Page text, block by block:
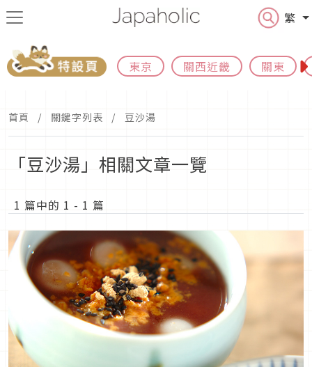
繁
東京 關西近畿 關東
首頁 關鍵字列表 豆沙湯
「豆沙湯」相關文章一覽
1 篇中的 1 - 1 篇